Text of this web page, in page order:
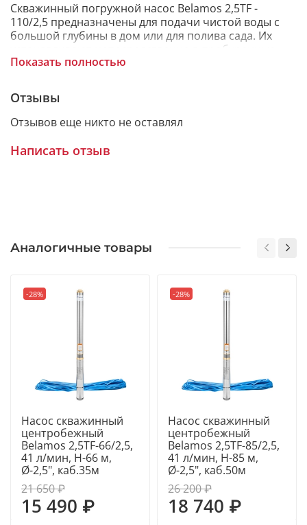
Cкважинный погружной насос Belamos 2,5TF -
110/2,5 предназначены для подачи чистой воды с
большой глубины в дом или для полива сада. Их
устанавливают непосредственно в пробуренные
скважины. Применяются для работы в системах
индивидуальных домов, коттеджей и прочих
строений, которые невозможно подключить к
центральной системе водоснабжения.
специальный материал и форма лопаток
обеспечивают стабильный напор в широком
корпус скважинного насоса: нержавеющая сталь;
имеющего высокую износоустойчивость при
перекачивании воды с содержанием песка);
рабочий конец вала: нержавеющая сталь;
проникновения воды при погружении его на
глубину до 80 м от зеркала воды, что позволяет
эксплуатировать насос в малодебетных скважинах;
механическое уплотнение: керамика – графит —
NBR;
плавающие рабочие колеса;
Показать полностью
Отзывы
Отзывов еще никто не оставлял
Написать отзыв
Аналогичные товары
-28%
Насос скважинный
центробежный
Belamos 2,5TF-66/2,5,
41 л/мин, Н-66 м,
Ø-2,5", каб.35м
21 650 ₽
15 490 ₽
-28%
Насос скважинный
центробежный
Belamos 2,5TF-85/2,5,
41 л/мин, Н-85 м,
Ø-2,5", каб.50м
26 200 ₽
18 740 ₽